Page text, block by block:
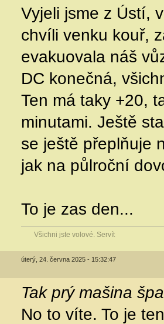
Vyjeli jsme z Ústí,
chvíli venku kouř,
evakuovala náš
DC konečná,
Ten má taky +20,
minutami. Ještě
se ještě přeplňuje
jak na půlroční
To je zas den...
Všichni jste volové. Servít
úterý, 24. června 2025 - 15:32:47
Tak prý mašina
No to víte. To je